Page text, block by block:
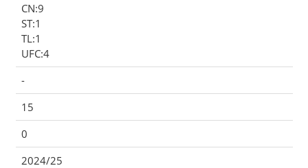
CN:9
ST:1
TL:1
UFC:4
-
15
0
2024/25